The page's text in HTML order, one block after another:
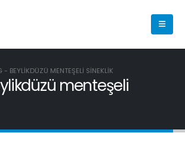
- BEYLIKDÜZÜ MENTEŞELI SINEKLIK
menteşeli